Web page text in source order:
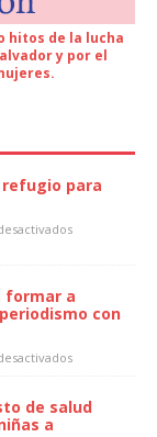
hitos de la lucha
y por el
refugio para
formar a
con
de salud
a